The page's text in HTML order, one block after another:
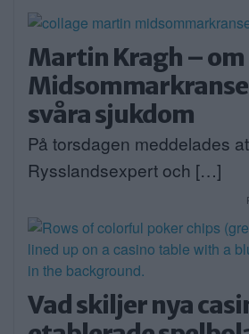
Martin Kragh –
svåra sjukdom
På torsdagen meddelades
Rysslandsexpert och […]
Vad skiljer nya